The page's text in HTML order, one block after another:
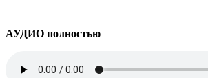
АУДИО полностью